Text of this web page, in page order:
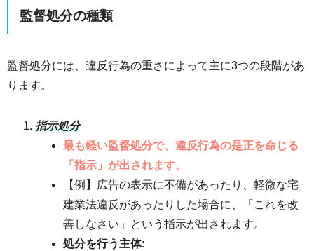
監督処分の種類
監督処分には、違反行為の重さによって主に3つの段階があ
ります。
指示処分
最も軽い監督処分で、違反行為の是正を命じる
「指示」が出されます。
【例】広告の表示に不備があったり、軽微な宅
建業法違反があったりした場合に、「これを改
善しなさい」という指示が出されます。
処分を行う主体: